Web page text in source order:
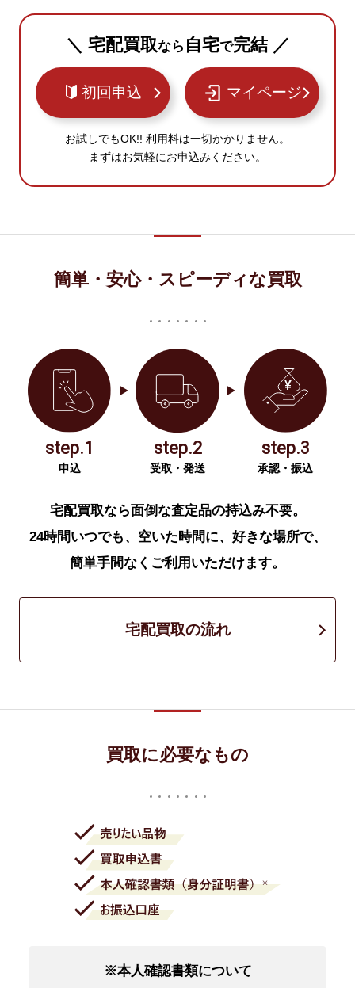
＼ 宅配買取なら 自宅で完結 ／
初回申込 マイページ
お試しでもOK!! 利用料は一切かかりません。
まずはお気軽にお申込みください。
簡単・安心・スピーディな買取
step.1
申込
step.2
受取・発送
step.3
承認・振込
宅配買取なら面倒な査定品の持込み不要。
24時間いつでも、空いた時間に、好きな場所で、
簡単手間なくご利用いただけます。
宅配買取の流れ
買取に必要なもの
※本人確認書類について